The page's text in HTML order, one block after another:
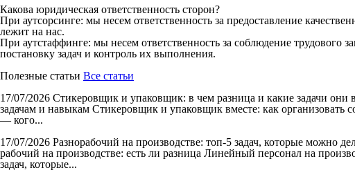
Какова юридическая ответственность сторон?
При аутсорсинге: мы несем ответственность за предоставление
лежит на нас.
При аутстаффинге: мы несем ответственность за соблюдение трудового
постановку задач и контроль их выполнения.
Полезные статьи Все статьи
17/07/2026 Стикеровщик и упаковщик: в чем разница и какие задачи они
задачам и навыкам Стикеровщик и упаковщик вместе: как организовать
— кого...
17/07/2026 Разнорабочий на производстве: топ-5 задач, которые можно
рабочий на производстве: есть ли разница Линейный персонал на
задач, которые...